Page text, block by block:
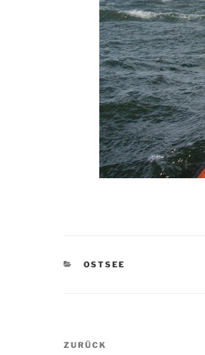
KATEGORIEN
OSTSEE
Vorheriger
ZURÜCK